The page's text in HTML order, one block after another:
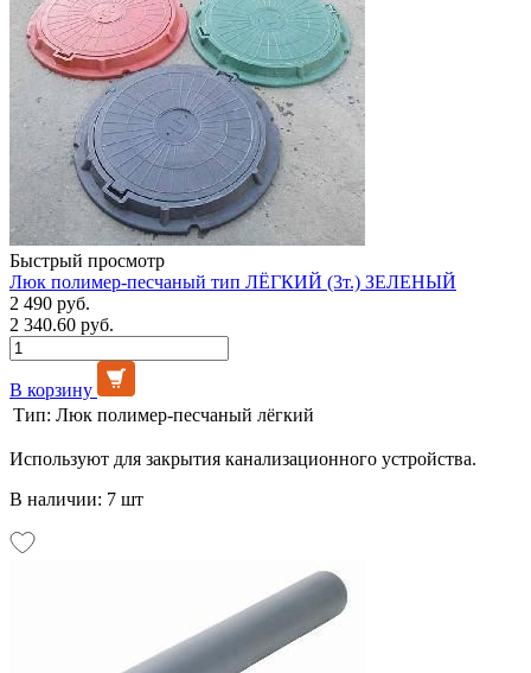
Быстрый просмотр
Люк полимер-песчаный тип ЛЁГКИЙ (3т.) ЗЕЛЕНЫЙ
2 490 руб.
2 340.60 руб.
В корзину
Тип: Люк полимер-песчаный лёгкий
Используют для закрытия канализационного устройства.
В наличии: 7 шт